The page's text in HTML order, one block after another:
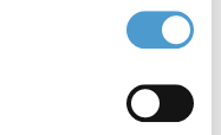
) o
più lentamente
di un problema